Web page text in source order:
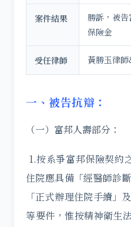
案件結果
勝訴，被
保險金
受任律師 黃勝玉律
一、被告抗辯：
（一）富邦人壽部分：
1.按系爭富邦保險契約
住院應具備「經醫師診
「正式辦理住院手續」
等要件，惟按精神衛生